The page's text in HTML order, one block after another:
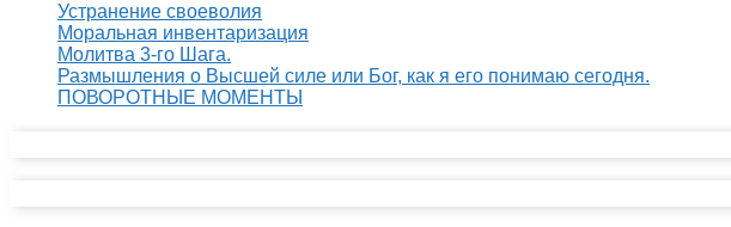
Устранение своеволия
Моральная инвентаризация
Молитва 3-го Шага.
Размышления о Высшей силе или Бог, как я его понимаю сегодня.
ПОВОРОТНЫЕ МОМЕНТЫ